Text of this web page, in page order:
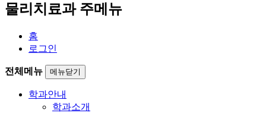
물리치료과 주메뉴
홈
로그인
전체메뉴 메뉴닫기
학과안내
학과소개